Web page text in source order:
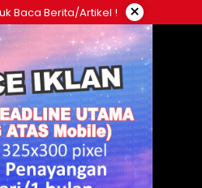
Baca Berita/artikel ! ×